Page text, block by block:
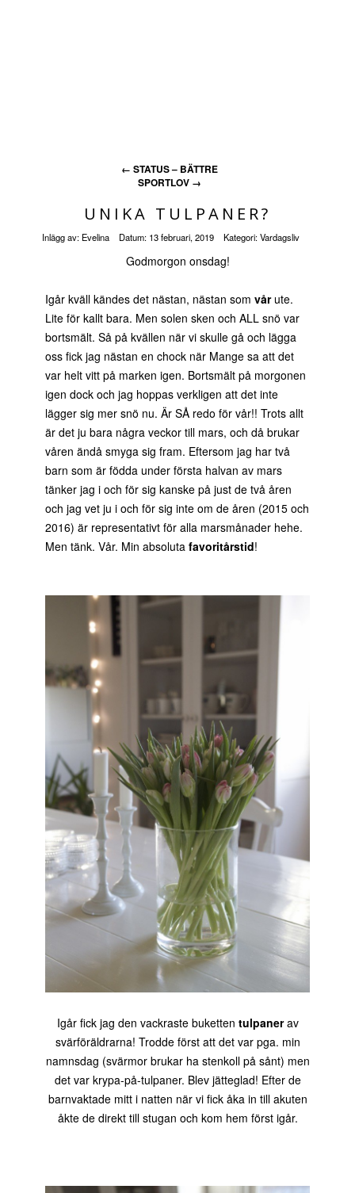
← STATUS – BÄTTRE
SPORTLOV →
UNIKA TULPANER?
Inlägg av: Evelina Datum: 13 februari, 2019 Kategori:Vardagsliv
Godmorgon onsdag!
Igår kväll kändes det nästan, nästan som vårute.
Lite för kallt bara. Men solen sken och ALL snö var
bortsmält. Så på kvällen när vi skulle gå och lägga
oss fick jag nästan en chock när Mange sa att det
var helt vitt på marken igen. Bortsmält på morgonen
igen dock och jag hoppas verkligen att det inte
lägger sig mer snö nu. Är SÅ redo för vår!! Trots allt
är det ju bara några veckor till mars, och då brukar
våren ändå smyga sig fram. Eftersom jag har två
barn som är födda under första halvan av mars
tänker jag i och för sig kanske på just de två åren
och jag vet ju i och för sig inte om de åren (2015 och
2016) är representativt för alla marsmånader hehe.
Men tänk. Vår. Min absoluta favoritårstid!
Igår fick jag den vackraste buketten tulpanerav
svärföräldrarna! Trodde först att det var pga. min
namnsdag (svärmor brukar ha stenkoll på sånt) men
det var krypa-på-tulpaner. Blev jätteglad! Efter de
barnvaktade mitt i natten när vi fick åka in till akuten
åkte de direkt till stugan och kom hem först igår.